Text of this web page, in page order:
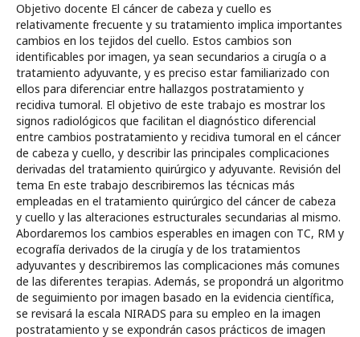
Objetivo docente El cáncer de cabeza y cuello es
relativamente frecuente y su tratamiento implica importantes
cambios en los tejidos del cuello. Estos cambios son
identificables por imagen, ya sean secundarios a cirugía o a
tratamiento adyuvante, y es preciso estar familiarizado con
ellos para diferenciar entre hallazgos postratamiento y
recidiva tumoral. El objetivo de este trabajo es mostrar los
signos radiológicos que facilitan el diagnóstico diferencial
entre cambios postratamiento y recidiva tumoral en el cáncer
de cabeza y cuello, y describir las principales complicaciones
derivadas del tratamiento quirúrgico y adyuvante. Revisión del
tema En este trabajo describiremos las técnicas más
empleadas en el tratamiento quirúrgico del cáncer de cabeza
y cuello y las alteraciones estructurales secundarias al mismo.
Abordaremos los cambios esperables en imagen con TC, RM y
ecografía derivados de la cirugía y de los tratamientos
adyuvantes y describiremos las complicaciones más comunes
de las diferentes terapias. Además, se propondrá un algoritmo
de seguimiento por imagen basado en la evidencia científica,
se revisará la escala NIRADS para su empleo en la imagen
postratamiento y se expondrán casos prácticos de imagen